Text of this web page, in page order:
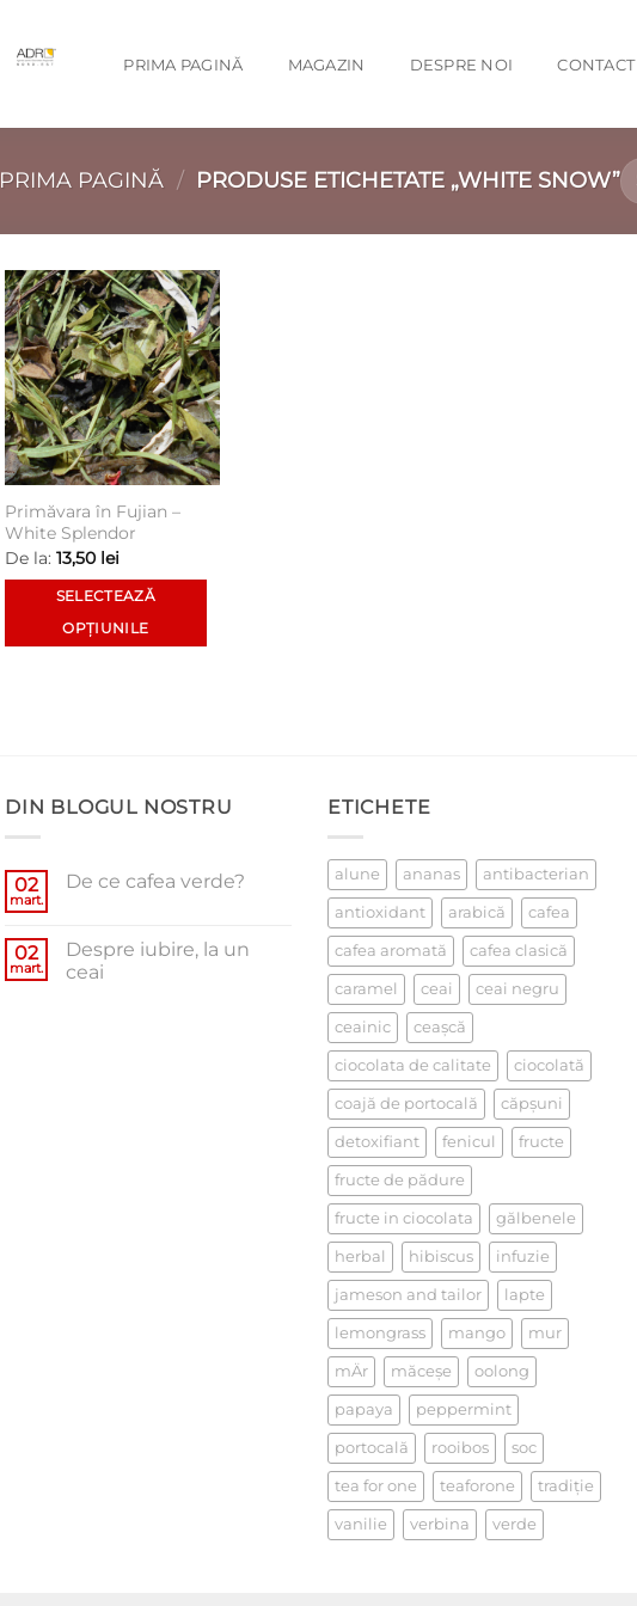
PRIMA PAGINĂ MAGAZIN DESPRE NOI CONTACT
PRIMA PAGINĂ / PRODUSE ETICHETATE „WHITE SNOW”
Add to
wishlist
Primăvara în Fujian –
White Splendor
De la: 13,50 lei
SELECTEAZĂ
OPȚIUNILE
variații.
fi
alese
în
pagina
produsului.
DIN BLOGUL NOSTRU
02
mart.
De ce cafea verde?
De
ce
cafea
02
mart.
Despre iubire, la un
ceai
ETICHETE
alune ananas antibacterian
antioxidant arabică cafea
cafea aromată cafea clasică
caramel ceai ceai negru
ceainic ceaşcă
ciocolata de calitate ciocolată
coajă de portocală căpşuni
detoxifiant fenicul fructe
fructe de pădure
fructe in ciocolata gălbenele
herbal hibiscus infuzie
jameson and tailor lapte
lemongrass mango mur
mÄr măceşe oolong
papaya peppermint
portocală rooibos soc
tea for one teaforone tradiţie
vanilie verbina verde